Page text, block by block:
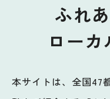
ふれ
ロー
本サイトは、全国47